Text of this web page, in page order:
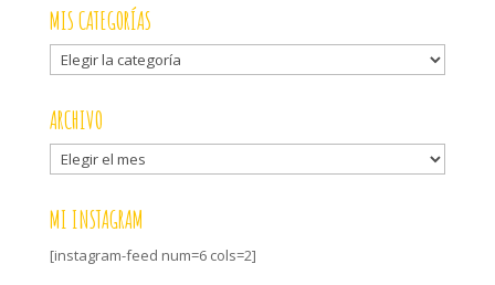
MIS CATEGORÍAS
Mis
categorías
ARCHIVO
Archivo
MI INSTAGRAM
[instagram-feed num=6 cols=2]